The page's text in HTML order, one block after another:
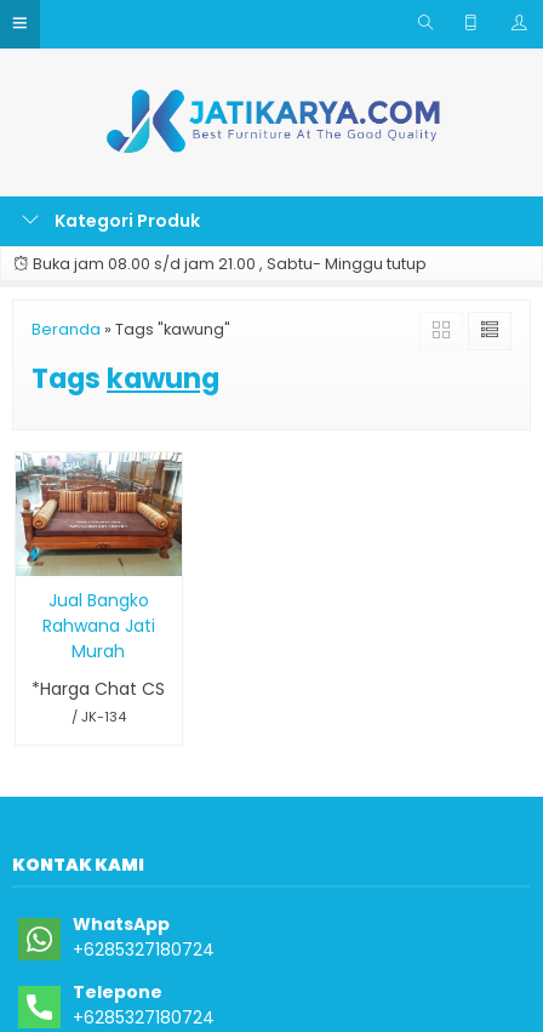
Kategori Produk
Buka jam 08.00 s/d jam 21.00 , Sabtu- Minggu tutup
Beranda » Tags "kawung"
Tags kawung
Jual Bangko
Rahwana Jati
Murah
*Harga Chat CS
/ JK-134
KONTAK KAMI
WhatsApp
+6285327180724
Telepone
+6285327180724